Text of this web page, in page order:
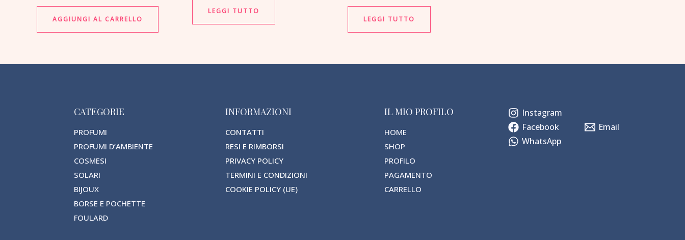
AGGIUNGI AL CARRELLO
LEGGI TUTTO
LEGGI TUTTO
CATEGORIE
PROFUMI
PROFUMI D’AMBIENTE
COSMESI
SOLARI
BIJOUX
BORSE E POCHETTE
FOULARD
INFORMAZIONI
CONTATTI
RESI E RIMBORSI
PRIVACY POLICY
TERMINI E CONDIZIONI
COOKIE POLICY (UE)
IL MIO PROFILO
HOME
SHOP
PROFILO
PAGAMENTO
CARRELLO
Instagram
Facebook
Email
WhatsApp